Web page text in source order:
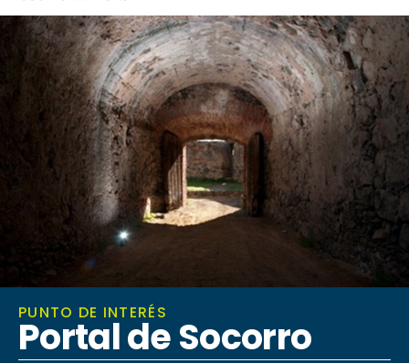
PUNTO DE INTERÉS
Portal de Socorro